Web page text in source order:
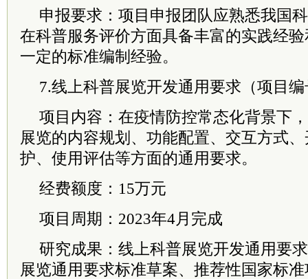
申报要求：项目申报团队应熟悉我国
在科普服务评价方面具备丰富的实践经
一定的标准编制经验。
7.线上科普展览开发通用要求（项目
项目内容：在疫情防控常态化背景下
展览的内容规划、功能配置、交互方式
护、使用评估等方面的通用要求。
经费额度：15万元
项目周期：2023年4月完成
研究成果：线上科普展览开发通用要
展览通用要求标准草案、推荐性国家标